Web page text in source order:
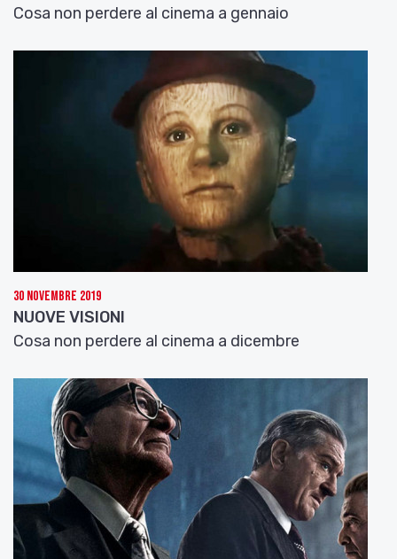
Cosa non perdere al cinema a gennaio
30 Novembre 2019
NUOVE VISIONI
Cosa non perdere al cinema a dicembre